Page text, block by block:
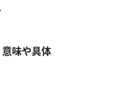
味や具体